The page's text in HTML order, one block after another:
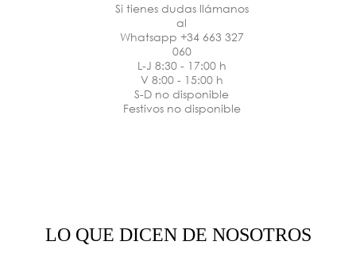
Si tienes dudas llámanos
al
Whatsapp +34 663 327
060
L-J 8:30 - 17:00 h
V 8:00 - 15:00 h
S-D no disponible
Festivos no disponible
LO QUE DICEN DE NOSOTROS